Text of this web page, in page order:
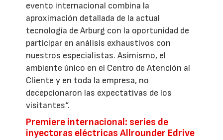
evento internacional combina la
aproximación detallada de la actual
tecnología de Arburg con la oportunidad de
participar en análisis exhaustivos con
nuestros especialistas. Asimismo, el
ambiente único en el Centro de Atención al
Cliente y en toda la empresa, no
decepcionaron las expectativas de los
visitantes“.
Premiere internacional: series de
inyectoras eléctricas Allrounder Edrive